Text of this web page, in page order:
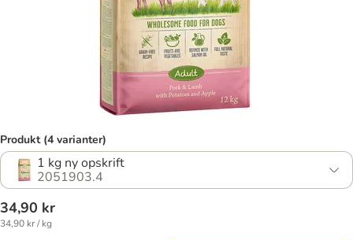
Produkt (4 varianter)
1 kg ny opskrift
2051903.4
34,90 kr
34,90 kr / kg